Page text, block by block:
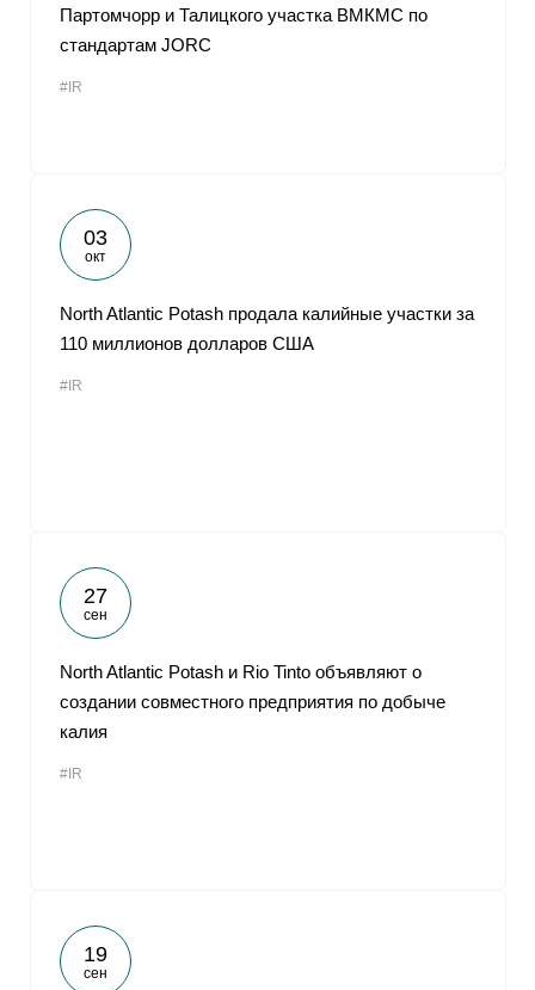
Партомчорр и Талицкого участка ВМКМС по
стандартам JORC
#IR
03
окт
North Atlantic Potash продала калийные участки за
110 миллионов долларов США
#IR
27
сен
North Atlantic Potash и Rio Tinto объявляют о
создании совместного предприятия по добыче
калия
#IR
19
сен